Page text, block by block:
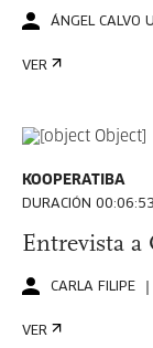
ÁNGEL CALVO
VER
KOOPERATIBA
DURACIÓN 00:06:53
Entrevista a
CARLA FILIPE
VER